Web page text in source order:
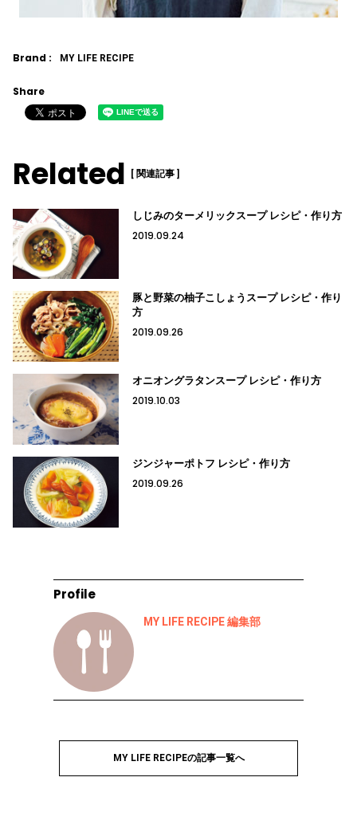
Brand : MY LIFE RECIPE
Share
Related [ 関連記事 ]
しじみのターメリックスープ レシピ・作り方
2019.09.24
豚と野菜の柚子こしょうスープ レシピ・作り
方
2019.09.26
オニオングラタンスープ レシピ・作り方
2019.10.03
ジンジャーポトフ レシピ・作り方
2019.09.26
Profile
MY LIFE RECIPE 編集部
MY LIFE RECIPEの記事一覧へ